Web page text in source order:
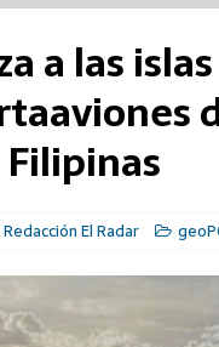
una nueva planta de
a Francia el primer NH90
modernización
Aéreo Táctico ‘Paznic’
la OTAN
a las
Redacción El Radar